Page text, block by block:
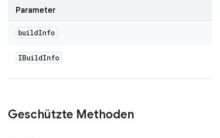
Parameter
buildInfo
IBuildInfo
Geschützte Methoden